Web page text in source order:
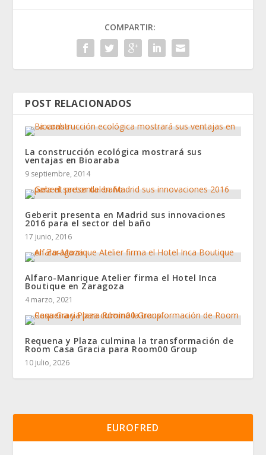
COMPARTIR:
POST RELACIONADOS
La construcción ecológica mostrará sus
ventajas en Bioaraba
9 septiembre, 2014
Geberit presenta en Madrid sus innovaciones
2016 para el sector del baño
17 junio, 2016
Alfaro-Manrique Atelier firma el Hotel Inca
Boutique en Zaragoza
4 marzo, 2021
Requena y Plaza culmina la transformación de
Room Casa Gracia para Room00 Group
10 julio, 2026
EUROFRED